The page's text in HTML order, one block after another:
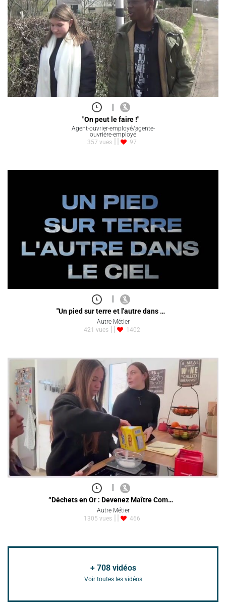
|
"On peut le faire !"
Agent-ouvrier-employé/agente-
ouvrière-employé
357 vues
97
|
"Un pied sur terre et l'autre dans …
Autre Métier
421 vues
1402
“Déchets en Or : Devenez Maître Com…
Autre Métier
1305 vues
466
+ 708vidéos
Voir toutes les vidéos